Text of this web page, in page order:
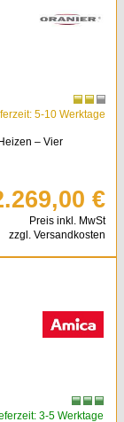
5-10 Werktage
– Vier
€
Preis inkl. MwSt
zzgl. Versandkosten
3-5 Werktage